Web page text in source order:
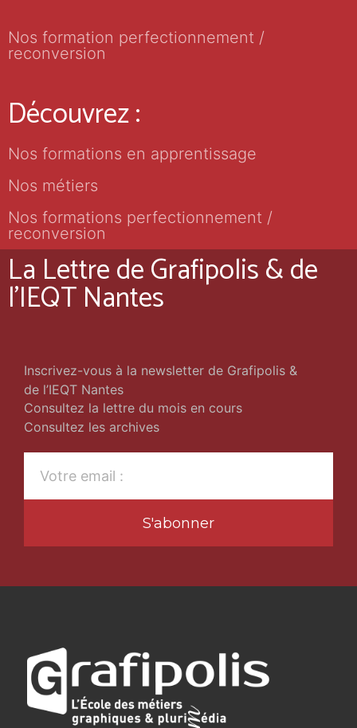
Nos formation perfectionnement /
reconversion
Découvrez :
Nos formations en apprentissage
Nos métiers
Nos formations perfectionnement /
reconversion
La Lettre de Grafipolis & de
l'IEQT Nantes
Inscrivez-vous à la newsletter de Grafipolis &
de l’IEQT Nantes
Consultez la lettre du mois en cours
Consultez les archives
S'abonner